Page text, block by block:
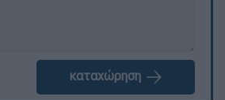
καταχώρηση